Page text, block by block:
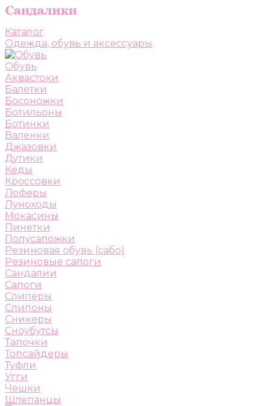
Каталог
Одежда, обувь и аксессуары
Обувь
Аквастоки
Балетки
Босоножки
Ботильоны
Ботинки
Валенки
Джазовки
Дутики
Кеды
Кроссовки
Лоферы
Луноходы
Мокасины
Пинетки
Полусапожки
Резиновая обувь (сабо)
Резиновые сапоги
Сандалии
Сапоги
Слиперы
Слипоны
Сникеры
Сноубутсы
Тапочки
Топсайдеры
Туфли
Угги
Чешки
Шлепанцы